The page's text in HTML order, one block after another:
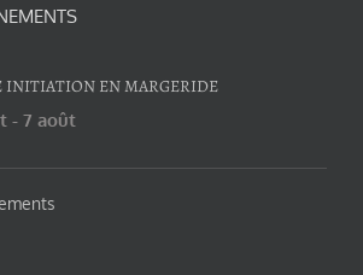
INITIATION EN MARGERIDE
- 7 août